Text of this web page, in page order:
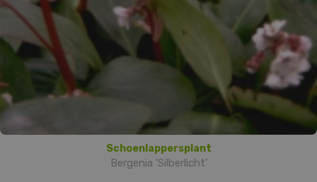
Schoenlappersplant
Bergenia 'Silberlicht'